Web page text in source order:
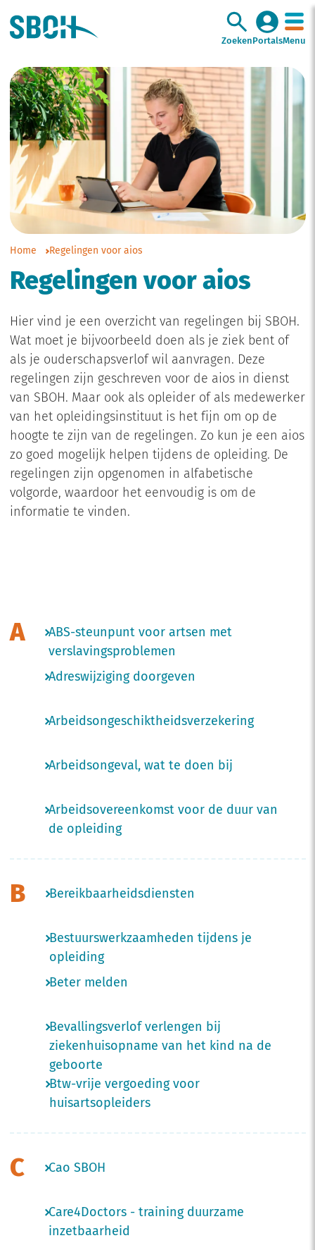
Zoeken PortalsMenu
Home Regelingen voor aios
Regelingen voor aios
Hier vind je een overzicht van regelingen bij SBOH.
Wat moet je bijvoorbeeld doen als je ziek bent of
als je ouderschapsverlof wil aanvragen. Deze
regelingen zijn geschreven voor de aios in dienst
van SBOH. Maar ook als opleider of als medewerker
van het opleidingsinstituut is het fijn om op de
hoogte te zijn van de regelingen. Zo kun je een aios
zo goed mogelijk helpen tijdens de opleiding. De
regelingen zijn opgenomen in alfabetische
volgorde, waardoor het eenvoudig is om de
informatie te vinden.
A
ABS-steunpunt voor artsen met
verslavingsproblemen
Adreswijziging doorgeven
Arbeidsongeschiktheidsverzekering
Arbeidsongeval, wat te doen bij
Arbeidsovereenkomst voor de duur van
de opleiding
B Bereikbaarheidsdiensten
Bestuurswerkzaamheden tijdens je
opleiding
Beter melden
Bevallingsverlof verlengen bij
ziekenhuisopname van het kind na de
geboorte
Btw-vrije vergoeding voor
huisartsopleiders
C Cao SBOH
Care4Doctors - training duurzame
inzetbaarheid